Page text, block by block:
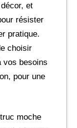
et
résister
pratique.
choisir
vos besoins
pour une
moche